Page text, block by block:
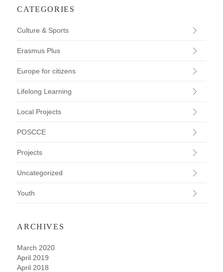
CATEGORIES
Culture & Sports
Erasmus Plus
Europe for citizens
Lifelong Learning
Local Projects
POSCCE
Projects
Uncategorized
Youth
ARCHIVES
March 2020
April 2019
April 2018